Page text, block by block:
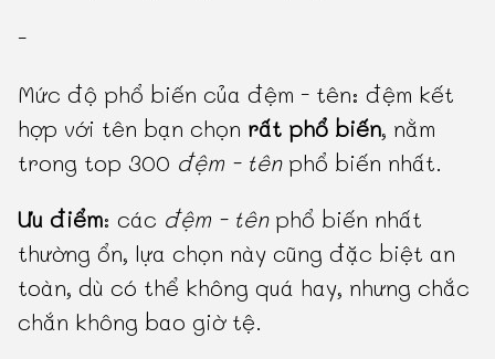
-
Mức độ phổ biến của đệm - tên: đệm kết
hợp với tên bạn chọn rất phổ biến, nằm
trong top 300 đệm - tênphổ biến nhất.
Ưu điểm: các đệm - tênphổ biến nhất
thường ổn, lựa chọn này cũng đặc biệt an
toàn, dù có thể không quá hay, nhưng chắc
chắn không bao giờ tệ.